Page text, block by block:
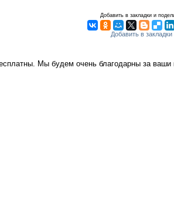
Добавить в закладки и
Мы будем очень благодарны за